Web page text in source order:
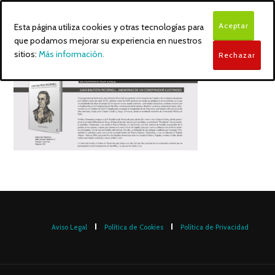
Aviso Legal Política de Cookies Política de Privacidad
Esta página utiliza cookies y otras tecnologías para
que podamos mejorar su experiencia en nuestros
sitios: Más información.
Aceptar
Rechazar